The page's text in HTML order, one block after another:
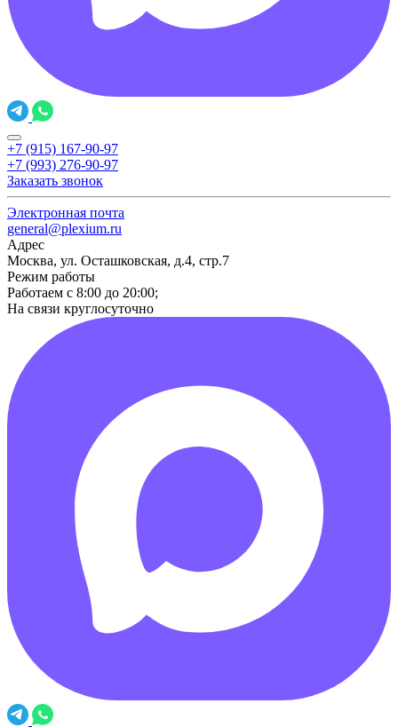
+7 (915) 167-90-97
+7 (993) 276-90-97
Заказать звонок
Электронная почта
general@plexium.ru
Адрес
Москва, ул. Осташковская, д.4, стр.7
Режим работы
Работаем с 8:00 до 20:00;
На связи круглосуточно